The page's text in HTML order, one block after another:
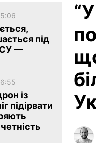
під
—
із
підірвати